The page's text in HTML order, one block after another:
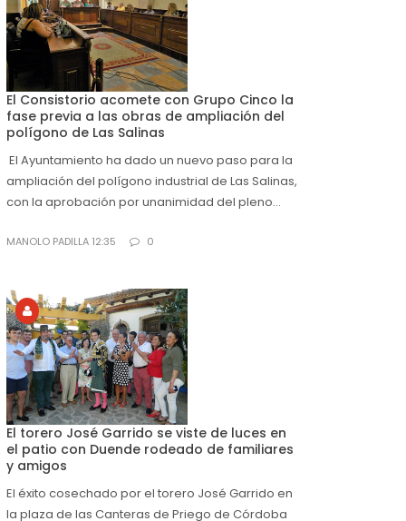
El Consistorio acomete con Grupo Cinco la
fase previa a las obras de ampliación del
polígono de Las Salinas
El Ayuntamiento ha dado un nuevo paso para la
ampliación del polígono industrial de Las Salinas,
con la aprobación por unanimidad del pleno...
MANOLO PADILLA 12:35 0
El torero José Garrido se viste de luces en
el patio con Duende rodeado de familiares
y amigos
El éxito cosechado por el torero José Garrido en
la plaza de las Canteras de Priego de Córdoba